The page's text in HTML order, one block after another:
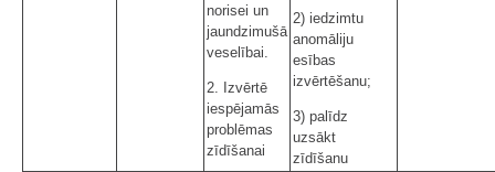
norisei un
jaundzimušā
veselībai.
2. Izvērtē
iespējamās
problēmas
zīdīšanai
2) iedzimtu
anomāliju
esības
izvērtēšanu;
3) palīdz
uzsākt
zīdīšanu